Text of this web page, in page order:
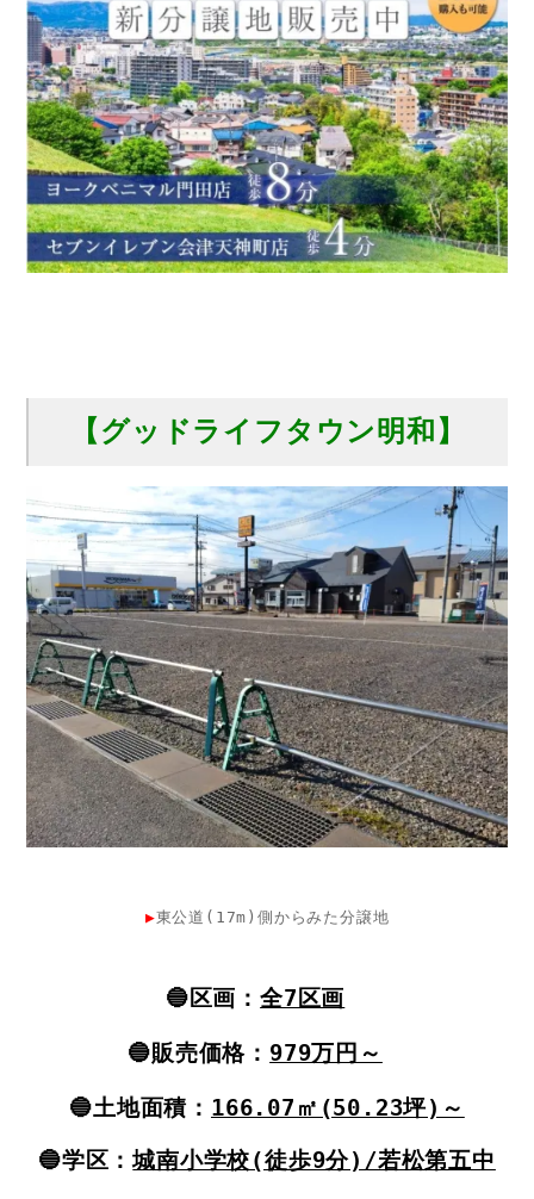
【グッドライフタウン明和】
▶東公道(17m)側からみた分譲地
🔵区画：全7区画
🔵販売価格： 979万円～
🔵土地面積： 166.07㎡(50 .23坪)～
🔵学区：城南小学校(徒歩9分)/若松第五中